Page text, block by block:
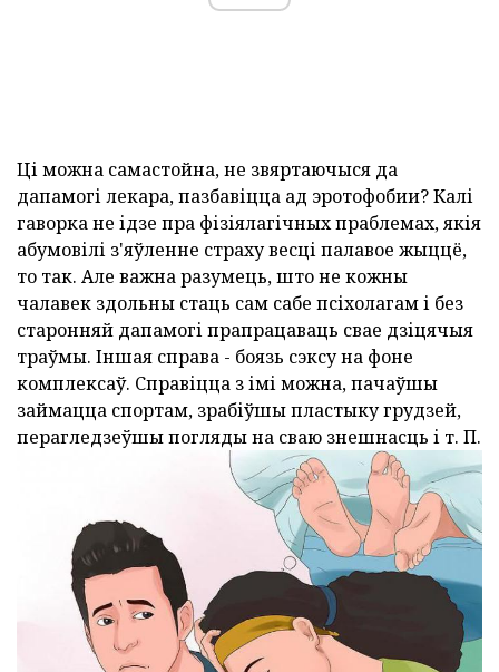
Ці можна самастойна, не звяртаючыся да
дапамогі лекара, пазбавіцца ад эротофобии? Калі
гаворка не ідзе пра фізіялагічных праблемах, якія
абумовілі з'яўленне страху весці палавое жыццё,
то так. Але важна разумець, што не кожны
чалавек здольны стаць сам сабе псіхолагам і без
старонняй дапамогі прапрацаваць свае дзіцячыя
траўмы. Іншая справа - боязь сэксу на фоне
комплексаў. Справіцца з імі можна, пачаўшы
займацца спортам, зрабіўшы пластыку грудзей,
перагледзеўшы погляды на сваю знешнасць і т. П.